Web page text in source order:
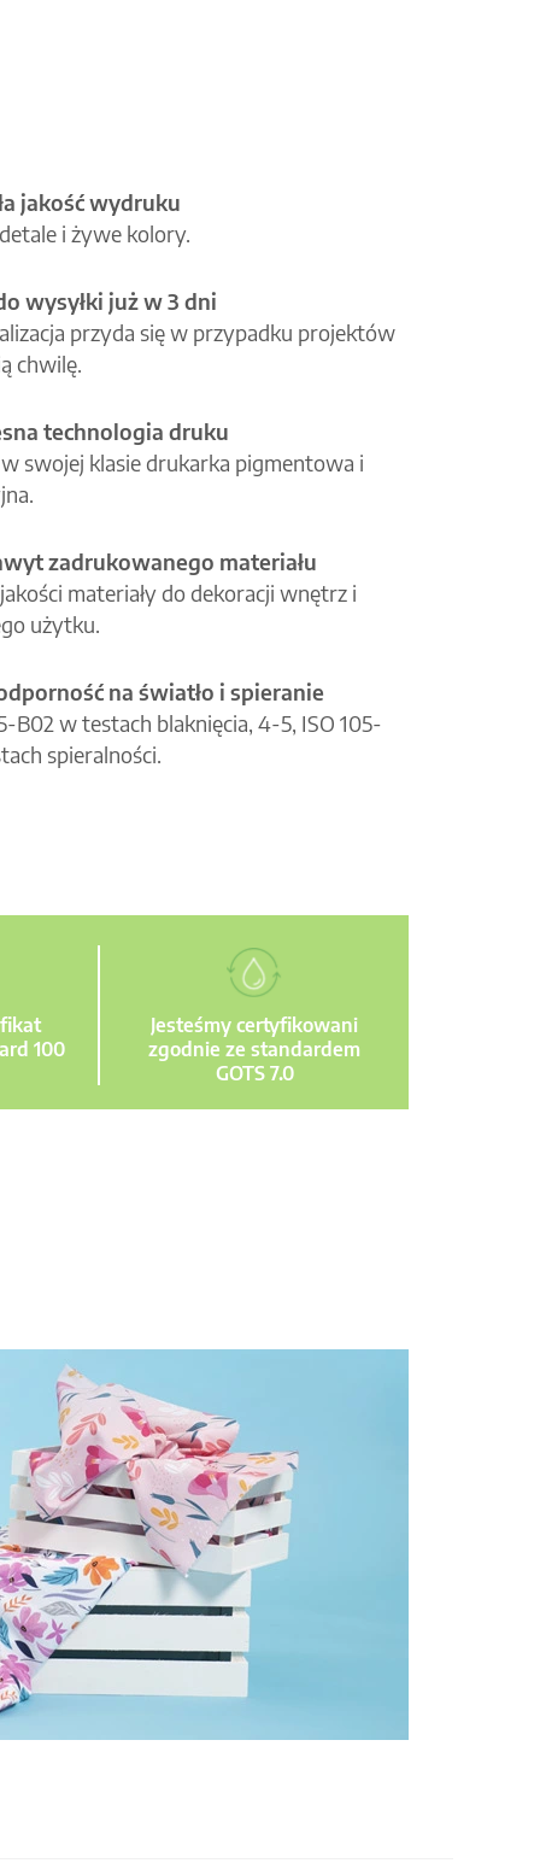
jakość wydruku
i żywe kolory.
wysyłki już w 3 dni
przyda się w przypadku projektów
chwilę.
technologia druku
swojej klasie drukarka pigmentowa i
zadrukowanego materiału
materiały do dekoracji wnętrz i
użytku.
na światło i spieranie
B02 w testach blaknięcia, 4-5, ISO 105-
spieralności.
100
Jesteśmy certyfikowani
zgodnie ze standardem
GOTS 7.0